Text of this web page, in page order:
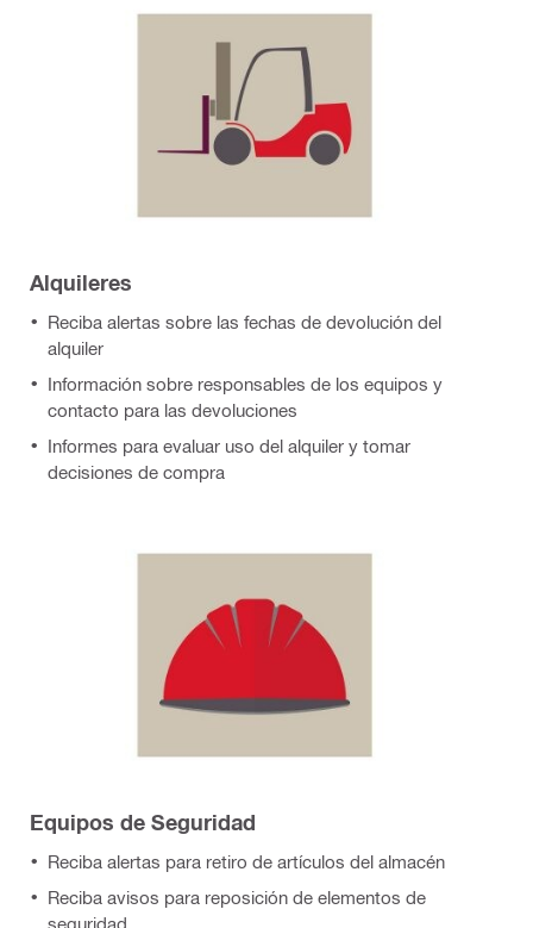
Alquileres
Reciba alertas sobre las fechas de devolución del
alquiler
Información sobre responsables de los equipos y
contacto para las devoluciones
Informes para evaluar uso del alquiler y tomar
decisiones de compra
Equipos de Seguridad
Reciba alertas para retiro de artículos del almacén
Reciba avisos para reposición de elementos de
seguridad